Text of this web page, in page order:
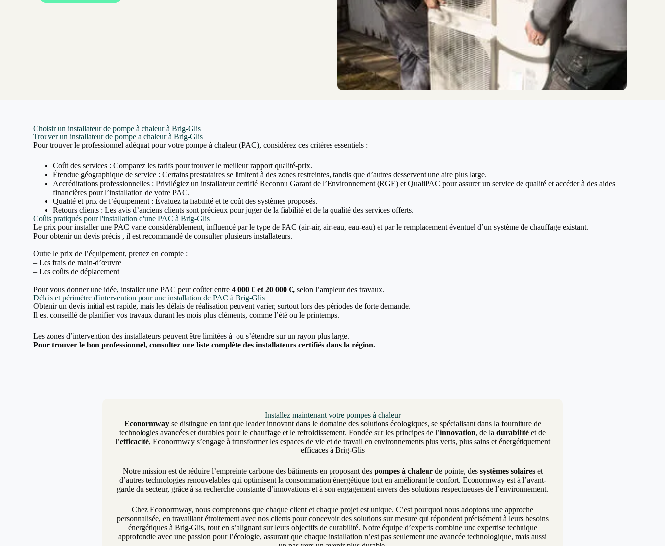
Choisir un installateur de pompe à chaleur à Brig-Glis
Trouver un installateur de pompe a chaleur à Brig-Glis
Pour trouver le professionnel adéquat pour votre pompe à chaleur (PAC), considérez ces critères essentiels :
Coût des services : Comparez les tarifs pour trouver le meilleur rapport qualité-prix.
Étendue géographique de service : Certains prestataires se limitent à des zones restreintes, tandis que d’autres desservent une aire plus large.
Accréditations professionnelles : Privilégiez un installateur certifié Reconnu Garant de l’Environnement (RGE) et QualiPAC pour assurer un service de qualité et accéder à des aides
financières pour l’installation de votre PAC.
Qualité et prix de l’équipement : Évaluez la fiabilité et le coût des systèmes proposés.
Retours clients : Les avis d’anciens clients sont précieux pour juger de la fiabilité et de la qualité des services offerts.
Coûts pratiqués pour l'installation d'une PAC à Brig-Glis
Le prix pour installer une PAC varie considérablement, influencé par le type de PAC (air-air, air-eau, eau-eau) et par le remplacement éventuel d’un système de chauffage existant.
Pour obtenir un devis précis , il est recommandé de consulter plusieurs installateurs.
Outre le prix de l’équipement, prenez en compte :
– Les frais de main-d’œuvre
– Les coûts de déplacement
Pour vous donner une idée, installer une PAC peut coûter entre4 000 € et 20 000 €, selon l’ampleur des travaux.
Délais et périmètre d'intervention pour une installation de PAC à Brig-Glis
Obtenir un devis initial est rapide, mais les délais de réalisation peuvent varier, surtout lors des périodes de forte demande.
Il est conseillé de planifier vos travaux durant les mois plus cléments, comme l’été ou le printemps.
Les zones d’intervention des installateurs peuvent être limitées à ou s’étendre sur un rayon plus large.
Pour trouver le bon professionnel, consultez une liste complète des installateurs certifiés dans la région.
Installez maintenant votre pompes à chaleur
Econormwayse distingue en tant que leader innovant dans le domaine des solutions écologiques, se spécialisant dans la fourniture de
technologies avancées et durables pour le chauffage et le refroidissement. Fondée sur les principes de l’innovation, de la durabilité et de
l’efficacité, Econormway s’engage à transformer les espaces de vie et de travail en environnements plus verts, plus sains et énergétiquement
efficaces à Brig-Glis
Notre mission est de réduire l’empreinte carbone des bâtiments en proposant des pompes à chaleurde pointe, des systèmes solaireset
d’autres technologies renouvelables qui optimisent la consommation énergétique tout en améliorant le confort. Econormway est à l’avant-
garde du secteur, grâce à sa recherche constante d’innovations et à son engagement envers des solutions respectueuses de l’environnement.
Chez Econormway, nous comprenons que chaque client et chaque projet est unique. C’est pourquoi nous adoptons une approche
personnalisée, en travaillant étroitement avec nos clients pour concevoir des solutions sur mesure qui répondent précisément à leurs besoins
énergétiques à Brig-Glis, tout en s’alignant sur leurs objectifs de durabilité. Notre équipe d’experts combine une expertise technique
approfondie avec une passion pour l’écologie, assurant que chaque installation n’est pas seulement une avancée technologique, mais aussi